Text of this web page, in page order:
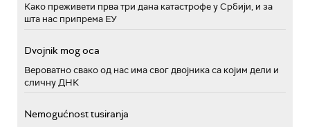
Како преживети прва три дана катастрофе у Србији, и за
шта нас припрема ЕУ
Dvojnik mog oca
Вероватно свако од нас има свог двојника са којим дели и
сличну ДНК
Nemogućnost tusiranja